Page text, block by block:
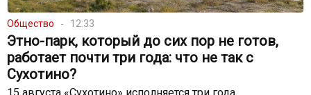
Общество 12:33
Этно-парк, который до сих пор не готов,
работает почти три года: что не так с
Сухотино?